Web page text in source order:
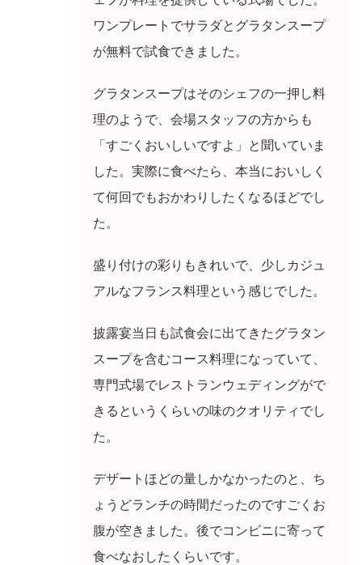
ワンプレートでサラダとグラタンスープ
が無料で試食できました。
グラタンスープはそのシェフの一押し料
理のようで、会場スタッフの方からも
「すごくおいしいですよ」と聞いていま
した。実際に食べたら、本当においしく
て何回でもおかわりしたくなるほどでし
た。
盛り付けの彩りもきれいで、少しカジュ
アルなフランス料理という感じでした。
披露宴当日も試食会に出てきたグラタン
スープを含むコース料理になっていて、
専門式場でレストランウェディングがで
きるというくらいの味のクオリティでし
た。
デザートほどの量しかなかったのと、ち
ょうどランチの時間だったのですごくお
腹が空きました。後でコンビニに寄って
食べなおしたくらいです。